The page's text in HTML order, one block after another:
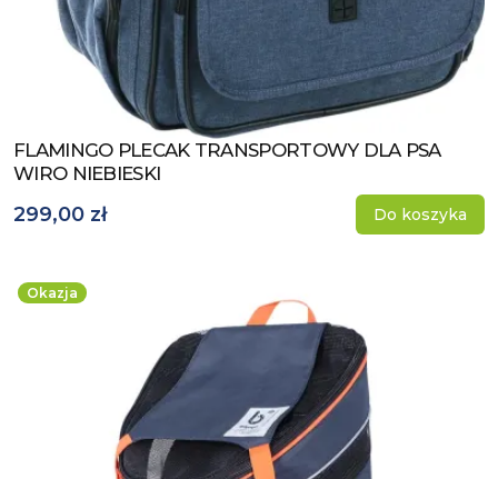
Zobacz produkt
FLAMINGO PLECAK TRANSPORTOWY DLA PSA
WIRO NIEBIESKI
299,00 zł Do koszyka
Okazja